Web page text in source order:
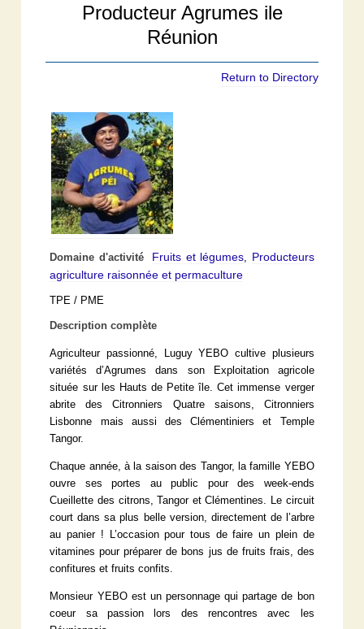
Producteur Agrumes ile
Réunion
Return to Directory
Domaine d'activité Fruits et légumes
Producteurs
agriculture raisonnée et permaculture
TPE / PME
Description complète
Agriculteur passionné, Luguy YEBO cultive plusieurs
variétés d’Agrumes dans son Exploitation agricole
située sur les Hauts de Petite île. Cet immense verger
abrite des Citronniers Quatre saisons, Citronniers
Lisbonne mais aussi des Clémentiniers et Temple
Tangor.
Chaque année, à la saison des Tangor, la famille YEBO
ouvre ses portes au public pour des week-ends
Cueillette des citrons, Tangor et Clémentines. Le circuit
court dans sa plus belle version, directement de l’arbre
au panier ! L’occasion pour tous de faire un plein de
vitamines pour préparer de bons jus de fruits frais, des
confitures et fruits confits.
Monsieur YEBO est un personnage qui partage de bon
coeur sa passion lors des rencontres avec les